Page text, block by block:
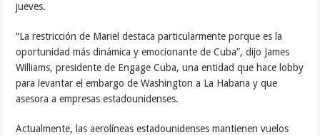
jueves.
“La restricción de Mariel destaca particularmente porque es la
oportunidad más dinámica y emocionante de Cuba”, dijo James
Williams, presidente de Engage Cuba, una entidad que hace lobby
para levantar el embargo de Washington a La Habana y que
asesora a empresas estadounidenses.
Actualmente, las aerolíneas estadounidenses mantienen vuelos